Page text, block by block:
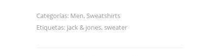
cantidad
Categorías: Men, Sweatshirts
Etiquetas: jack & jones, sweater